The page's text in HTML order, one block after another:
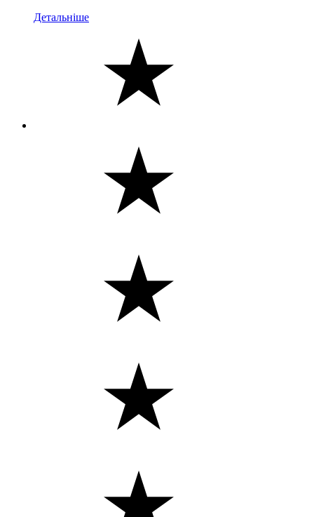
Детальніше